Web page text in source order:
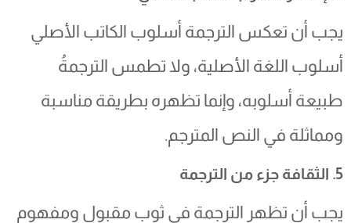
يجب أن تعكس الترجمة أسلوب الكاتب الأصلي
أسلوب اللغة الأصلية، ولا تطمس الترجمةُ
طبيعة أسلوبه، وإنما تظهره بطريقة مناسبة
ومماثلة في النص المترجم.
يجب أن تظهر الترجمة في ثوب مقبول ومفهوم